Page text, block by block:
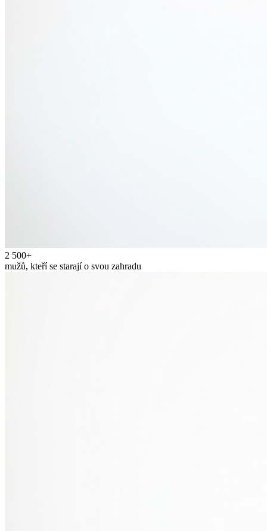
2 500+
mužů, kteří se starají o svou zahradu